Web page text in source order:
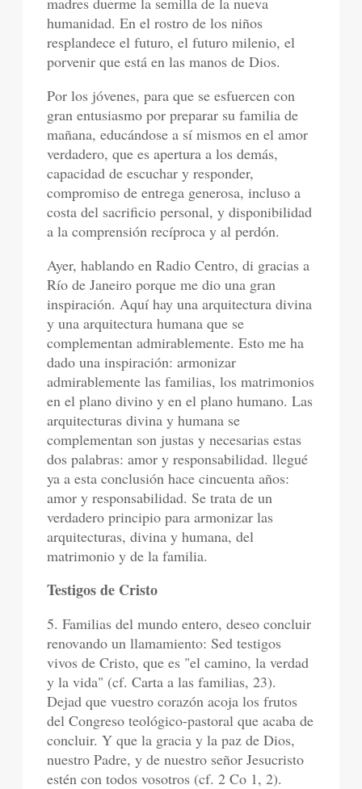
humanidad. En el rostro de los niños
resplandece el futuro, el futuro milenio, el
porvenir que está en las manos de Dios.
Por los jóvenes, para que se esfuercen con
gran entusiasmo por preparar su familia de
mañana, educándose a sí mismos en el amor
verdadero, que es apertura a los demás,
capacidad de escuchar y responder,
compromiso de entrega generosa, incluso a
costa del sacrificio personal, y disponibilidad
a la comprensión recíproca y al perdón.
Ayer, hablando en Radio Centro, di gracias a
Río de Janeiro porque me dio una gran
inspiración. Aquí hay una arquitectura divina
y una arquitectura humana que se
complementan admirablemente. Esto me ha
dado una inspiración: armonizar
admirablemente las familias, los matrimonios
en el plano divino y en el plano humano. Las
arquitecturas divina y humana se
complementan son justas y necesarias estas
dos palabras: amor y responsabilidad. llegué
ya a esta conclusión hace cincuenta años:
amor y responsabilidad. Se trata de un
verdadero principio para armonizar las
arquitecturas, divina y humana, del
matrimonio y de la familia.
Testigos de Cristo
5. Familias del mundo entero, deseo concluir
renovando un llamamiento: Sed testigos
vivos de Cristo, que es "el camino, la verdad
y la vida" (cf. Carta a las familias, 23).
Dejad que vuestro corazón acoja los frutos
del Congreso teológico-pastoral que acaba de
concluir. Y que la gracia y la paz de Dios,
nuestro Padre, y de nuestro señor Jesucristo
estén con todos vosotros (cf. 2 Co 1, 2).